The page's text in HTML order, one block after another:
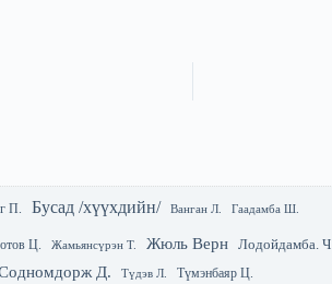
П. Бусад /хүүхдийн/ Ванган Л. Гаадамба Ш.
Ц. Жамьянсүрэн Т. Жюль Верн Лодойдамба. Ч
Д. Түдэв Л. Түмэнбаяр Ц.